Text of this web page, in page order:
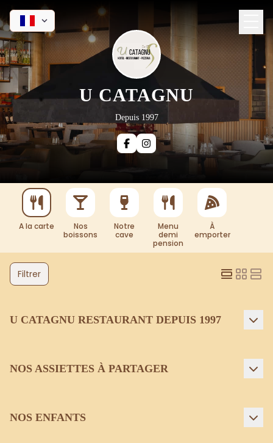
U CATAGNU
Depuis 1997
A la carte
Nos
boissons
Notre
cave
Menu
demi
pension
À
emporter
Filtrer
U CATAGNU RESTAURANT DEPUIS 1997
NOS ASSIETTES À PARTAGER
NOS ENFANTS